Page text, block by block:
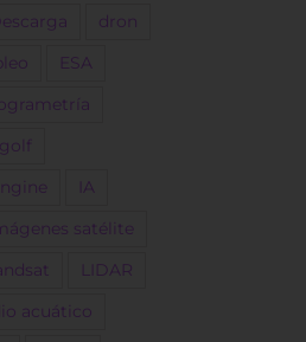
dron
ESA
golf
IA
satélite
LIDAR
acuático